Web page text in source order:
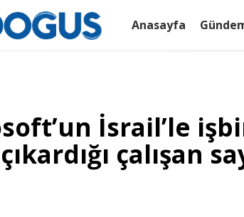
Anasayfa
İsrail’le
çalışan